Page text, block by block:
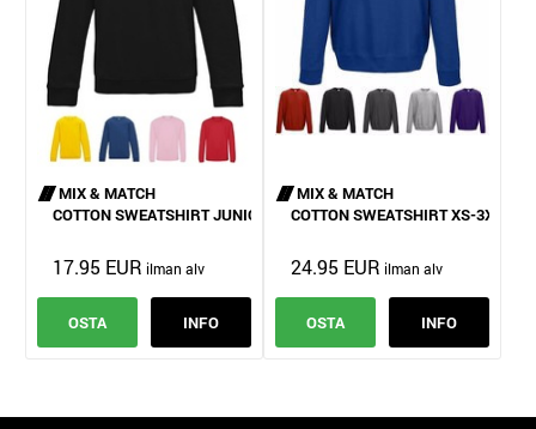
MIX & MATCH
COTTON SWEATSHIRT JUNIOR
17.95 EUR
OSTA INFO
MIX & MATCH
COTTON SWEATSHIRT XS-3XL
24.95 EUR
OSTA INFO